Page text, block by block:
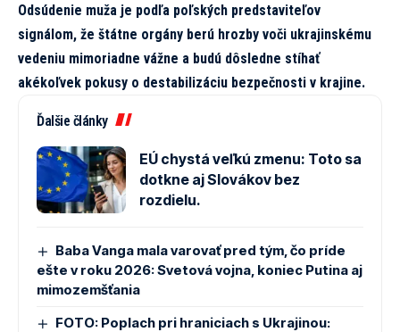
Odsúdenie muža je podľa poľských predstaviteľov
signálom, že štátne orgány berú hrozby voči ukrajinskému
vedeniu mimoriadne vážne a budú dôsledne stíhať
akékoľvek pokusy o destabilizáciu bezpečnosti v krajine.
Ďalšie články
EÚ chystá veľkú zmenu: Toto sa
dotkne aj Slovákov bez
rozdielu.
Baba Vanga mala varovať pred tým, čo príde
ešte v roku 2026: Svetová vojna, koniec Putina aj
mimozemšťania
FOTO: Poplach pri hraniciach s Ukrajinou: